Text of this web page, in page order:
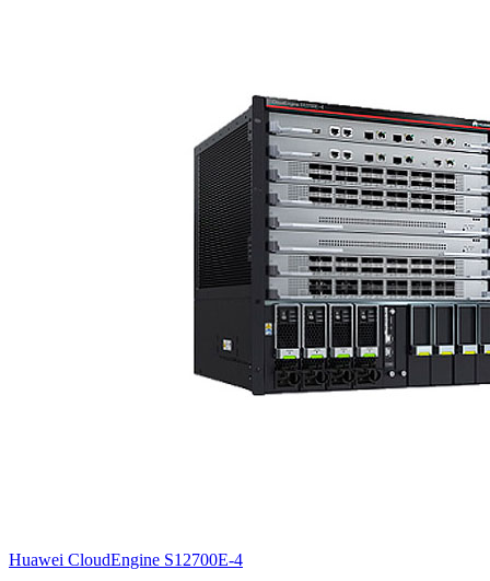
Huawei CloudEngine S12700E-4